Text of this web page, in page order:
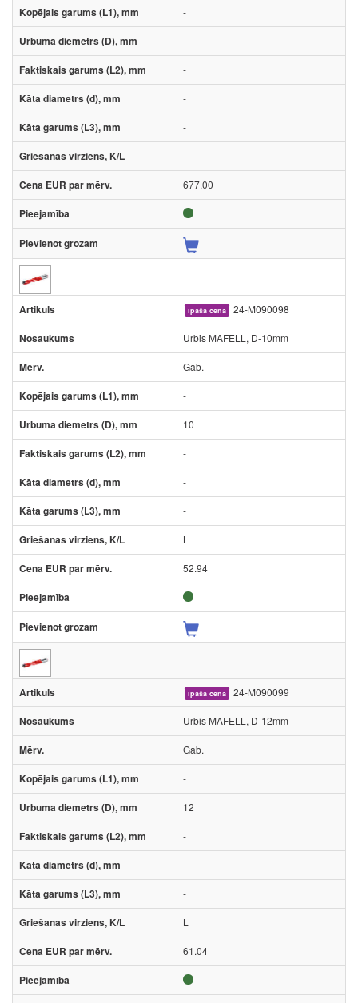
-
-
-
-
-
-
677.00
īpaša cena 24-M090098
Urbis MAFELL, D-10mm
Gab.
-
10
-
-
-
L
52.94
īpaša cena 24-M090099
Urbis MAFELL, D-12mm
Gab.
-
12
-
-
-
L
61.04